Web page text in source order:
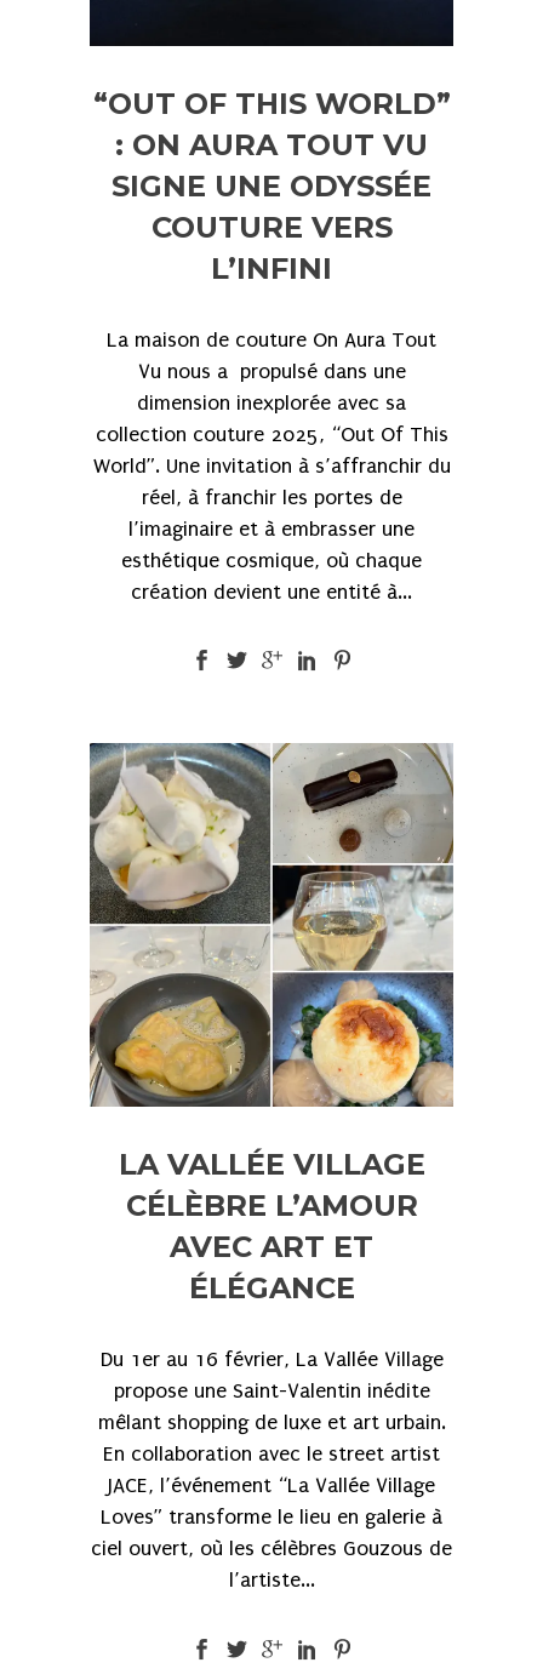
“OUT OF THIS WORLD”
: ON AURA TOUT VU
SIGNE UNE ODYSSÉE
COUTURE VERS
L’INFINI
La maison de couture On Aura Tout
Vu nous a propulsé dans une
dimension inexplorée avec sa
collection couture 2025, “Out Of This
World”. Une invitation à s’affranchir du
réel, à franchir les portes de
l’imaginaire et à embrasser une
esthétique cosmique, où chaque
création devient une entité à...
LA VALLÉE VILLAGE
CÉLÈBRE L’AMOUR
AVEC ART ET
ÉLÉGANCE
Du 1er au 16 février, La Vallée Village
propose une Saint-Valentin inédite
mêlant shopping de luxe et art urbain.
En collaboration avec le street artist
JACE, l’événement “La Vallée Village
Loves” transforme le lieu en galerie à
ciel ouvert, où les célèbres Gouzous de
l’artiste...